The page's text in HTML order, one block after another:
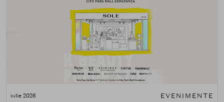
iulie 2026 EVENIMENTE